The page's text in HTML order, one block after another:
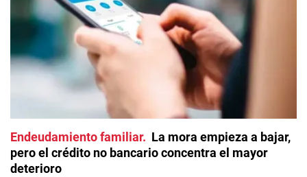
Endeudamiento familiar
La mora empieza a bajar,
pero el crédito no bancario concentra el mayor
deterioro